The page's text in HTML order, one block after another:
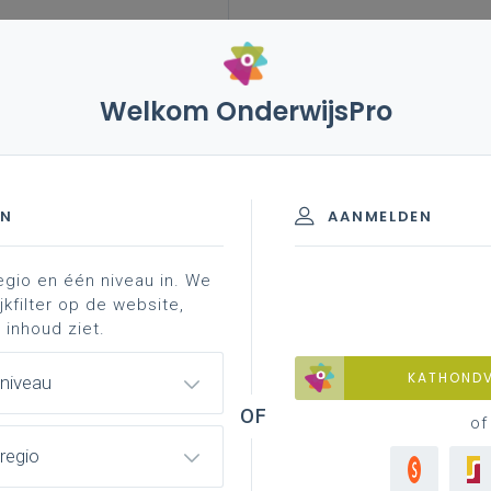
uitblijven van genummerd onderwijsdecreet en ordentelijke
start van schooljaar
uitgesteld was en nu een licht aangepaste titel
dezelfde. Bovendien was het probleem in
Welkom OnderwijsPro
AANMELDEN
of
en één niveau in. We
op de website,
ziet.